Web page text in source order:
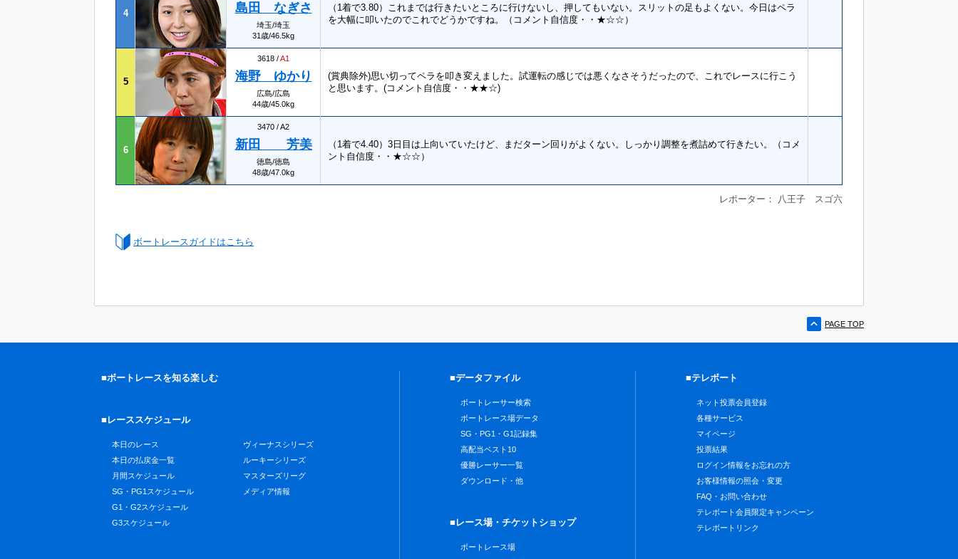
4 島田 なぎさ
埼玉/埼玉
31歳/46.5kg
（1着で3.80）これまでは行きたいところに行けないし、押してもいない。スリットの足もよくない。今日はペラ
を大幅に叩いたのでこれでどうかですね。（コメント自信度・・★☆☆）
5
3618 /A1
海野 ゆかり
広島/広島
44歳/45.0kg
(賞典除外)思い切ってペラを叩き変えました。試運転の感じでは悪くなさそうだったので、これでレースに行こう
と思います。(コメント自信度・・★★☆)
6
3470 / A2
新田 芳美
徳島/徳島
48歳/47.0kg
（1着で4.40）3日目は上向いていたけど、まだターン回りがよくない。しっかり調整を煮詰めて行きたい。（コメ
ント自信度・・★☆☆）
レポーター： 八王子 スゴ六
ボートレースガイドはこちら
PAGE TOP
■ボートレースを知る楽しむ
■レーススケジュール
本日のレース
本日の払戻金一覧
月間スケジュール
SG・PG1スケジュール
G1・G2スケジュール
G3スケジュール
ヴィーナスシリーズ
ルーキーシリーズ
マスターズリーグ
メディア情報
■データファイル
ボートレーサー検索
ボートレース場データ
SG・PG1・G1記録集
高配当ベスト10
優勝レーサー一覧
ダウンロード・他
■レース場・チケットショップ
ボートレース場
■テレボート
ネット投票会員登録
各種サービス
マイページ
投票結果
ログイン情報をお忘れの方
お客様情報の照会・変更
FAQ・お問い合わせ
テレボート会員限定キャンペーン
テレボートリンク